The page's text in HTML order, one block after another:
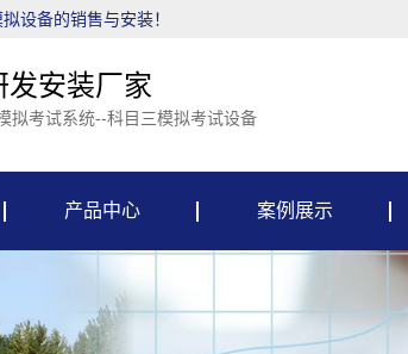
设备的销售与安装！
发安装厂家
拟考试系统--科目三模拟考试设备
产品中心
内蒙古科目三考试设备
案例展示